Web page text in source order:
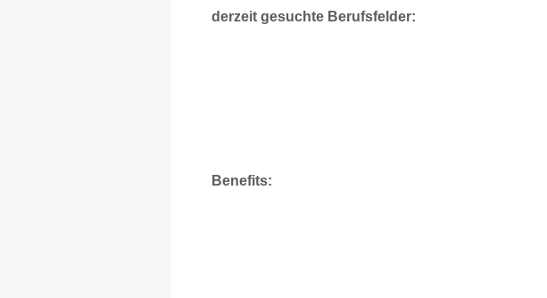
derzeit gesuchte Berufsfelder:
Benefits: